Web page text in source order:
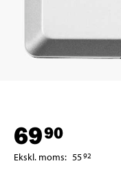
6990
Ekskl. moms: 5592